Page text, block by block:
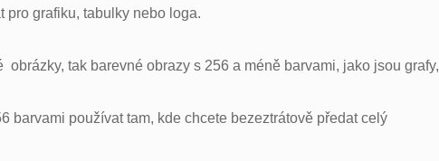
pro grafiku, tabulky nebo loga.
tak barevné obrazy s 256 a méně barvami, jako jsou grafy,
barvami používat tam, kde chcete bezeztrátově předat celý